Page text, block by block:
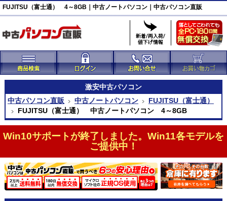
FUJITSU（富士通） 4～8GB｜中古ノートパソコン｜中古パソコン直販
激安中古パソコン
中古パソコン直販
中古ノートパソコン
FUJITSU（富士通）
FUJITSU（富士通） 中古ノートパソコン 4～8GB
Win10サポートが終了しました。Win11各モデルを
ご提供中！